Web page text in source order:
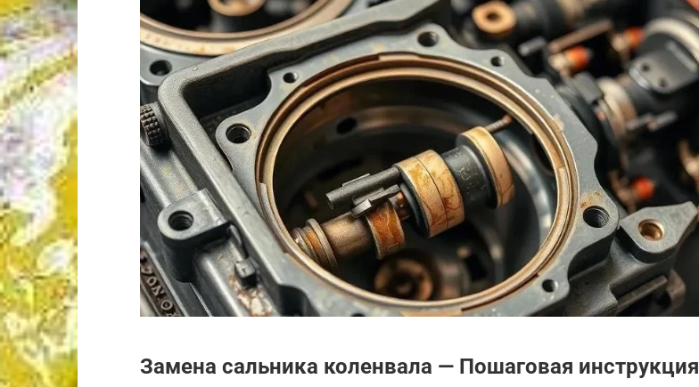
Замена сальника коленвала — Пошаговая инструкция